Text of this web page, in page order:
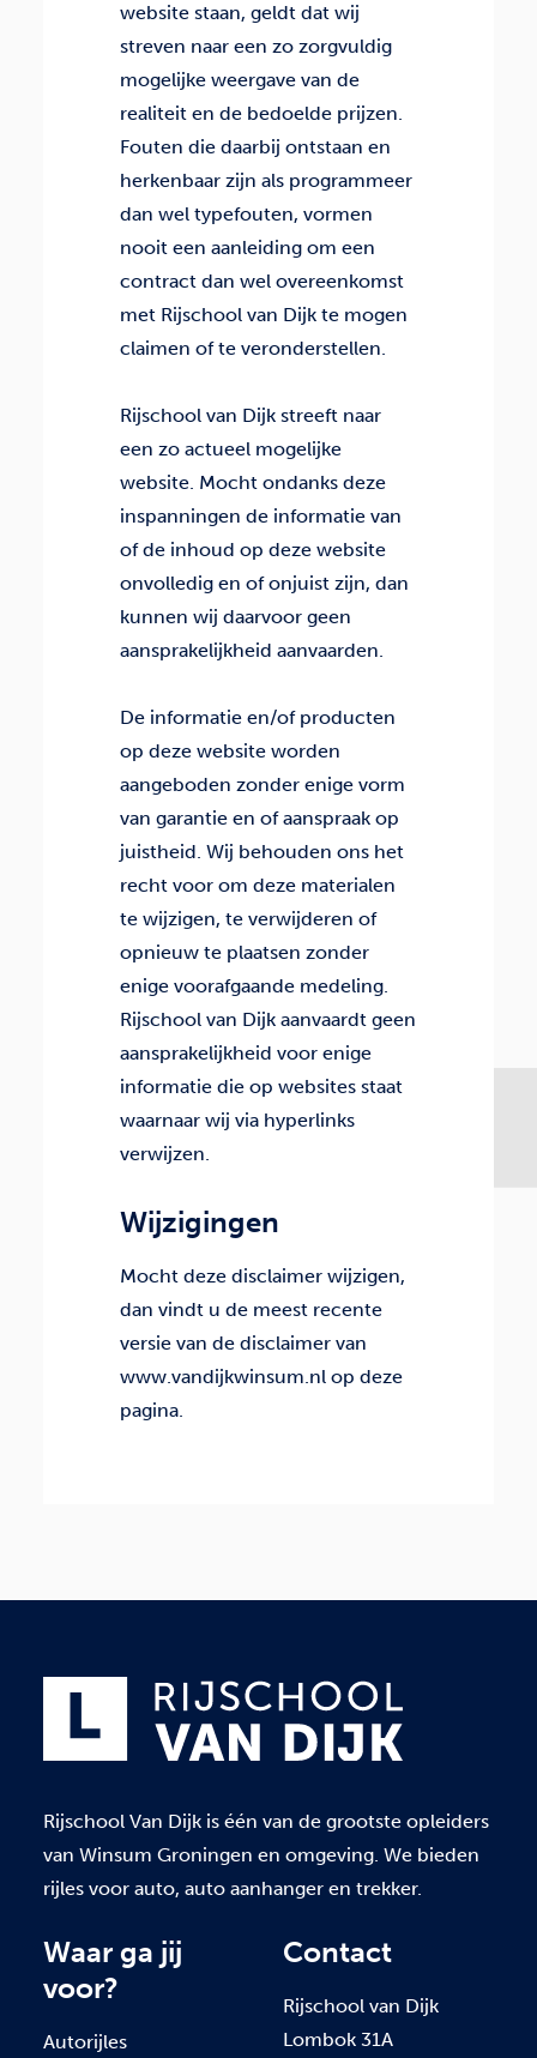
website staan, geldt dat wij
streven naar een zo zorgvuldig
mogelijke weergave van de
realiteit en de bedoelde prijzen.
Fouten die daarbij ontstaan en
herkenbaar zijn als programmeer
dan wel typefouten, vormen
nooit een aanleiding om een
contract dan wel overeenkomst
met Rijschool van Dijk te mogen
claimen of te veronderstellen.
Rijschool van Dijk streeft naar
een zo actueel mogelijke
website. Mocht ondanks deze
inspanningen de informatie van
of de inhoud op deze website
onvolledig en of onjuist zijn, dan
kunnen wij daarvoor geen
aansprakelijkheid aanvaarden.
De informatie en/of producten
op deze website worden
aangeboden zonder enige vorm
van garantie en of aanspraak op
juistheid. Wij behouden ons het
recht voor om deze materialen
te wijzigen, te verwijderen of
opnieuw te plaatsen zonder
enige voorafgaande medeling.
Rijschool van Dijk aanvaardt geen
aansprakelijkheid voor enige
informatie die op websites staat
waarnaar wij via hyperlinks
verwijzen.
Wijzigingen
Mocht deze disclaimer wijzigen,
dan vindt u de meest recente
versie van de disclaimer van
www.vandijkwinsum.nl op deze
pagina.
Rijschool Van Dijk is één van de grootste opleiders
van Winsum Groningen en omgeving. We bieden
rijles voor auto, auto aanhanger en trekker.
Waar ga jij
voor?
Autorijles
Contact
Rijschool van Dijk
Lombok 31A